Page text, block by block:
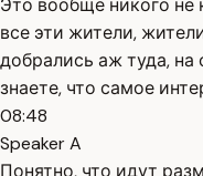
Это вообще никого не
все эти жители,
добрались аж туда,
знаете, что самое
08:48
Speaker A
Понятно, что идут